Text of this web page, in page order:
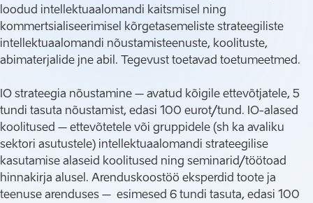
loodud intellektuaalomandi kaitsmisel ning
kommertsialiseerimisel kõrgetasemeliste strateegiliste
intellektuaalomandi nõustamisteenuste, koolituste,
abimaterjalide jne abil. Tegevust toetavad toetumeetmed.
IO strateegia nõustamine – avatud kõigile ettevõtjatele, 5
tundi tasuta nõustamist, edasi 100 eurot/tund. IO-alased
koolitused – ettevõtetele või gruppidele (sh ka avaliku
sektori asutustele) intellektuaalomandi strateegilise
kasutamise alaseid koolitused ning seminarid/töötoad
hinnakirja alusel. Arenduskoostöö eksperdid toote ja
teenuse arenduses – esimesed 6 tundi tasuta, edasi 100